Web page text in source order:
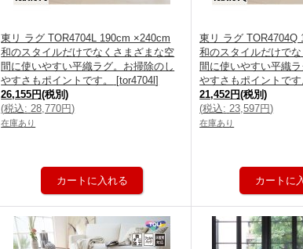
東リ ラグ TOR4704L 190cm ×240cm
和のスタイルだけでなくさまざまな空
間に使いやすい平織ラグ。お掃除のし
やすさもポイントです。
[tor4704l]
26,155円(税別)
(税込: 28,770円)
在庫あり
東リ ラグ TOR4704Q
和のスタイルだけで
間に使いやすい平織
やすさもポイントです
21,452円(税別)
(税込: 23,597円)
在庫あり